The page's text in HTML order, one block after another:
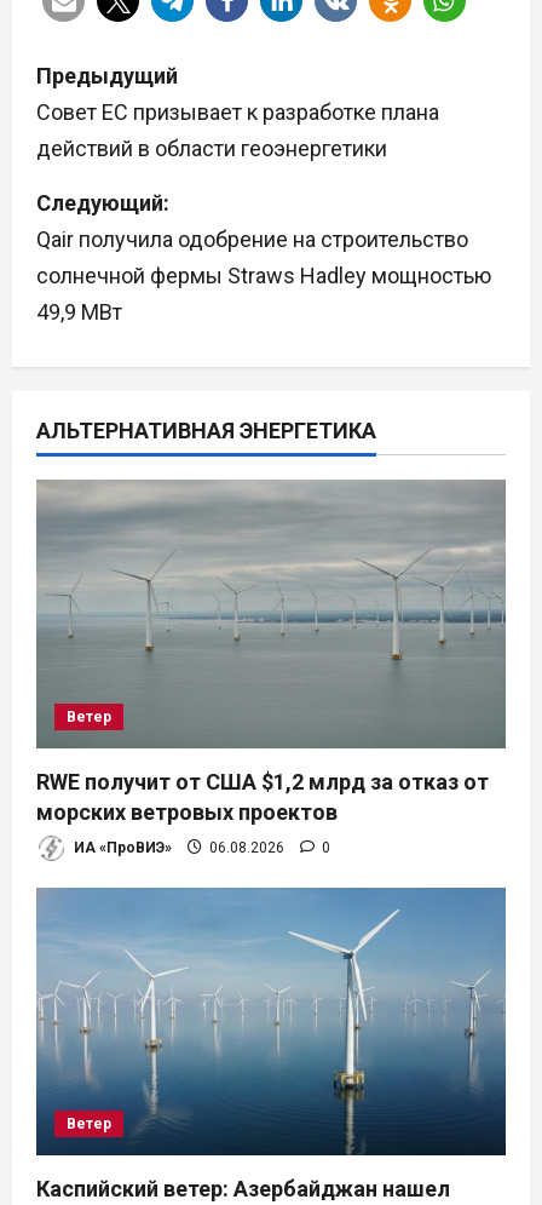
Н
а
в
и
г
а
ц
и
я
п
о
з
п
и
с
я
м
Предыдущий
Совет ЕС призывает к разработке плана
действий в области геоэнергетики
Следующий:
Qair получила одобрение на строительство
солнечной фермы Straws Hadley мощностью
49,9 МВт
АЛЬТЕРНАТИВНАЯ ЭНЕРГЕТИКА
Ветер
RWE получит от США $1,2 млрд за отказ от
морских ветровых проектов
ИА «ПроВИЭ» 06.08.2026 0
Ветер
Каспийский ветер: Азербайджан нашел